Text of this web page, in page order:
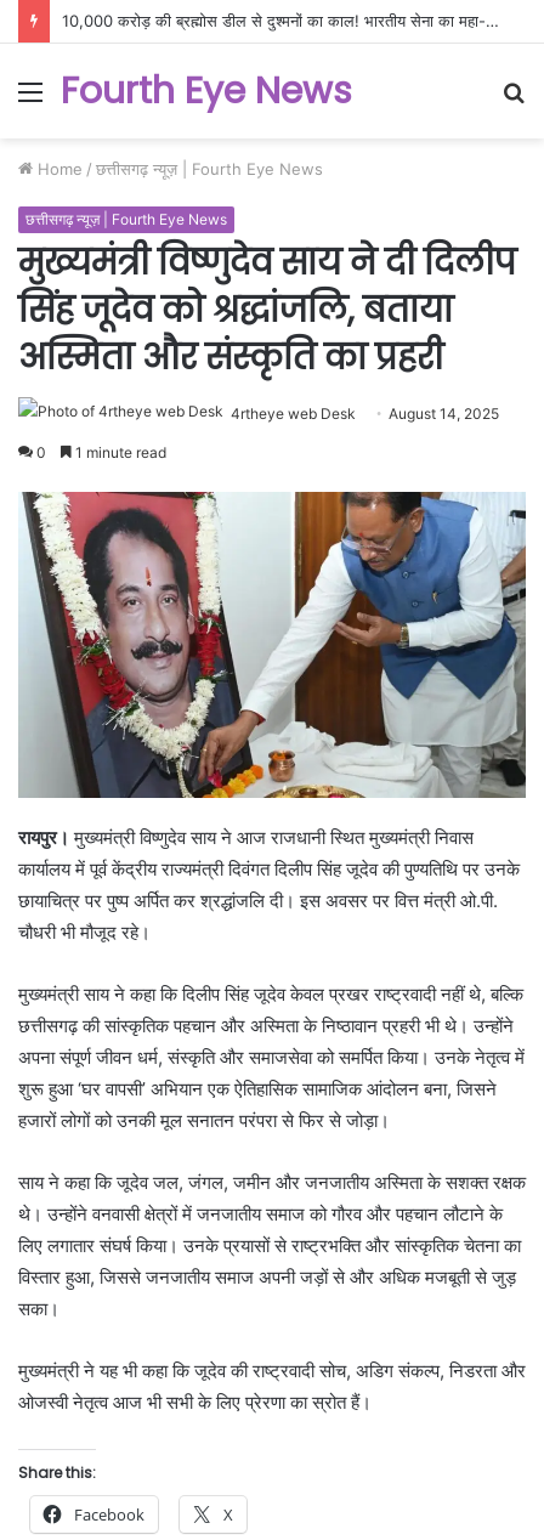
10,000 करोड़ की ब्रह्मोस डील से दुश्मनों का काल! भारतीय सेना का महा-ऑपरेशन, अब सीमा पार तबाही पक्की
Menu
Fourth Eye News
Home / छत्तीसगढ़ न्यूज़ | Fourth Eye News
छत्तीसगढ़ न्यूज़ | Fourth Eye News
मुख्यमंत्री विष्णुदेव साय ने दी दिलीप
सिंह जूदेव को श्रद्धांजलि, बताया
अस्मिता और संस्कृति का प्रहरी
4rtheye web Desk August 14, 2025
0 1 minute read
रायपुर। मुख्यमंत्री विष्णुदेव साय ने आज राजधानी स्थित मुख्यमंत्री निवास
कार्यालय में पूर्व केंद्रीय राज्यमंत्री दिवंगत दिलीप सिंह जूदेव की पुण्यतिथि पर उनके
छायाचित्र पर पुष्प अर्पित कर श्रद्धांजलि दी। इस अवसर पर वित्त मंत्री ओ.पी.
चौधरी भी मौजूद रहे।
मुख्यमंत्री साय ने कहा कि दिलीप सिंह जूदेव केवल प्रखर राष्ट्रवादी नहीं थे, बल्कि
छत्तीसगढ़ की सांस्कृतिक पहचान और अस्मिता के निष्ठावान प्रहरी भी थे। उन्होंने
अपना संपूर्ण जीवन धर्म, संस्कृति और समाजसेवा को समर्पित किया। उनके नेतृत्व में
शुरू हुआ ‘घर वापसी’ अभियान एक ऐतिहासिक सामाजिक आंदोलन बना, जिसने
हजारों लोगों को उनकी मूल सनातन परंपरा से फिर से जोड़ा।
साय ने कहा कि जूदेव जल, जंगल, जमीन और जनजातीय अस्मिता के सशक्त रक्षक
थे। उन्होंने वनवासी क्षेत्रों में जनजातीय समाज को गौरव और पहचान लौटाने के
लिए लगातार संघर्ष किया। उनके प्रयासों से राष्ट्रभक्ति और सांस्कृतिक चेतना का
विस्तार हुआ, जिससे जनजातीय समाज अपनी जड़ों से और अधिक मजबूती से जुड़
सका।
मुख्यमंत्री ने यह भी कहा कि जूदेव की राष्ट्रवादी सोच, अडिग संकल्प, निडरता और
ओजस्वी नेतृत्व आज भी सभी के लिए प्रेरणा का स्रोत हैं।
Share this:
Facebook X